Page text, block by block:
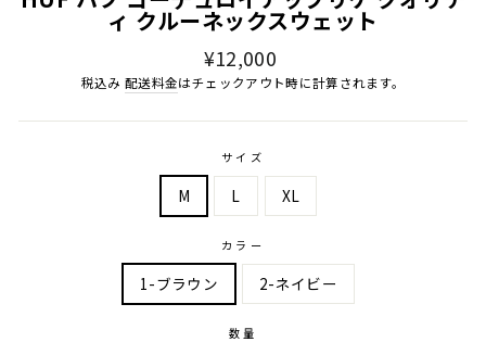
ィ クルーネックスウェット
通
格
¥12,000
税込み配送料金はチェックアウト時に計算されます。
サイズ
M L XL
カラー
1-ブラウン 2-ネイビー
数量